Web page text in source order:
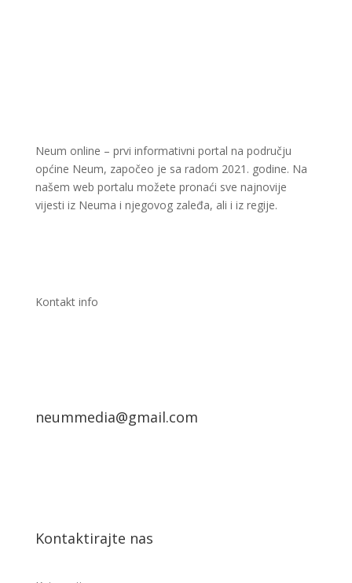
Neum online – prvi informativni portal na području
općine Neum, započeo je sa radom 2021. godine. Na
našem web portalu možete pronaći sve najnovije
vijesti iz Neuma i njegovog zaleđa, ali i iz regije.
Kontakt info
neummedia@gmail.com
Kontaktirajte nas